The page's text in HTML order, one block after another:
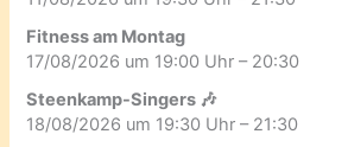
Fitness am Montag
17/08/2026 um 19:00 Uhr – 20:30
Steenkamp-Singers 🎶
18/08/2026 um 19:30 Uhr – 21:30